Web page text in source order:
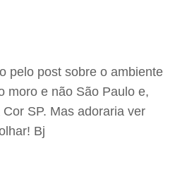
pelo post sobre o ambiente
moro e não São Paulo e,
SP. Mas adoraria ver
Bj